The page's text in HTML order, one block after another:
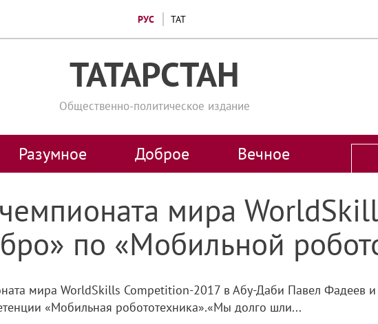
РУС ТАТ
ТАТАРСТАН
Общественно-политическое издание
Разумное Доброе Вечное
мира
по «Мобильной
мира WorldSkills Competition-2017 в Абу-Даби Павел Фадеев
«Мобильная робототехника».«Мы долго шли...